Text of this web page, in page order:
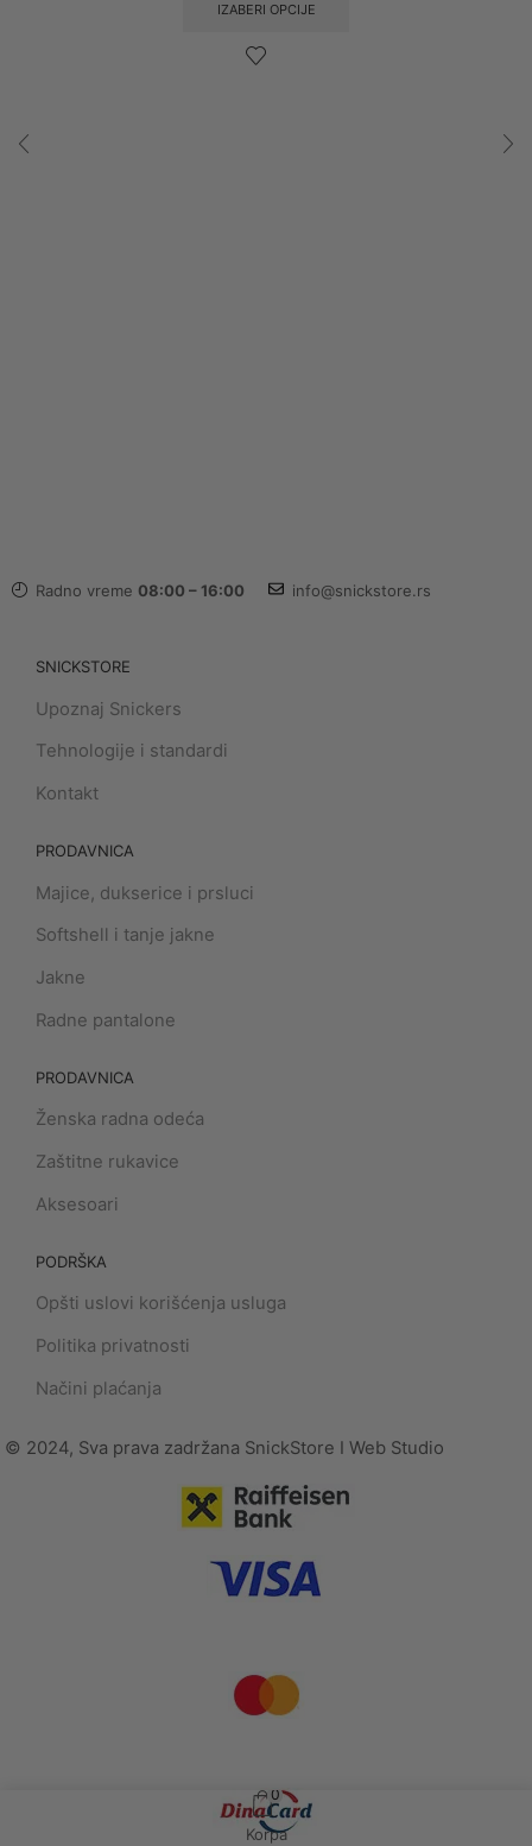
IZABERI OPCIJE
0
Korpa
Radno vreme 08:00 – 16:00 info@snickstore.rs
SNICKSTORE
Upoznaj Snickers
Tehnologije i standardi
Kontakt
PRODAVNICA
Majice, dukserice i prsluci
Softshell i tanje jakne
Jakne
Radne pantalone
PRODAVNICA
Ženska radna odeća
Zaštitne rukavice
Aksesoari
PODRŠKA
Opšti uslovi korišćenja usluga
Politika privatnosti
Načini plaćanja
© 2024, Sva prava zadržana SnickStore I Web Studio